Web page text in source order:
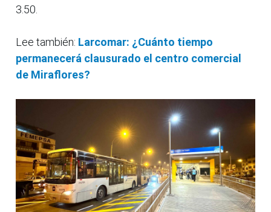
3.50.
Lee también: Larcomar: ¿Cuánto tiempo
permanecerá clausurado el centro comercial
de Miraflores?